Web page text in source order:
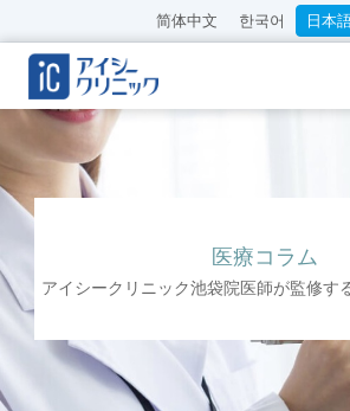
简体中文 한국어 日本
医療コラム
アイシークリニック池袋院医師が監修す
クリニック紹介
診療内容
WEB予約
料金表